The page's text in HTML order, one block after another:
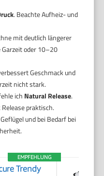
. Beachte Aufheiz- und
mit deutlich längerer
oder 10–20
Geschmack und
nicht stark.
ich Natural Release.
praktisch.
und bei Bedarf bei
EMPFEHLUNG
Trendy